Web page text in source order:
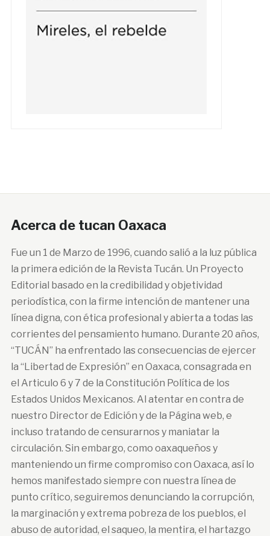
Acerca de tucan Oaxaca
Fue un 1 de Marzo de 1996, cuando salió a la luz pública
la primera edición de la Revista Tucán. Un Proyecto
Editorial basado en la credibilidad y objetividad
periodística, con la firme intención de mantener una
línea digna, con ética profesional y abierta a todas las
corrientes del pensamiento humano. Durante 20 años,
“TUCÁN” ha enfrentado las consecuencias de ejercer
la “Libertad de Expresión” en Oaxaca, consagrada en
el Articulo 6 y 7 de la Constitución Política de los
Estados Unidos Mexicanos. Al atentar en contra de
nuestro Director de Edición y de la Página web, e
incluso tratando de censurarnos y maniatar la
circulación. Sin embargo, como oaxaqueños y
manteniendo un firme compromiso con Oaxaca, así lo
hemos manifestado siempre con nuestra línea de
punto crítico, seguiremos denunciando la corrupción,
la marginación y extrema pobreza de los pueblos, el
abuso de autoridad, el saqueo, la mentira, el hartazgo